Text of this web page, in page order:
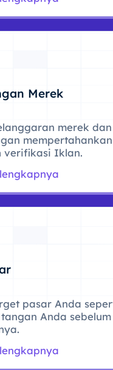
Merek
merek
verifikasi Iklan.
pasar Anda
Anda sebelum